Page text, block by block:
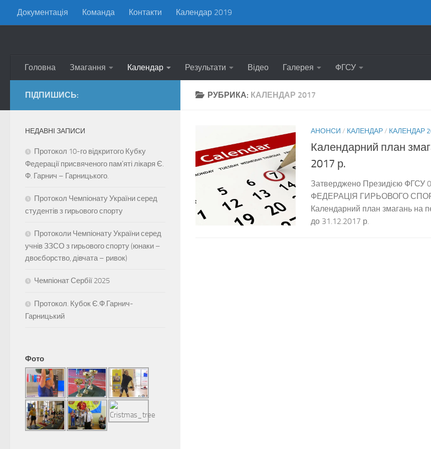
Skip to content
Документація Команда Контакти Календар 2019
Головна Змагання Календар Результати Відео Галерея ФГСУ
РУБРИКА: КАЛЕНДАР 2017
АНОНСИ / КАЛЕНДАР/ КАЛЕНДАР
Календарний план
2017 р.
Затверджено Президією ФГСУ
ФЕДЕРАЦІЯ ГИРЬОВОГО
Календарний план змагань на
до 31.12.2017 р.
ПІДПИШИСЬ:
НЕДАВНІ ЗАПИСИ
Протокол 10-го відкритого Кубку
Федерації присвяченого памʼяті лікаря Є.
Ф. Гарнич – Гарницького.
Протокол Чемпіонату України серед
студентів з гирьового спорту
Протоколи Чемпіонату України серед
учнів ЗЗСО з гирьового спорту (юнаки –
двоєборство, дівчата – ривок)
Чемпіонат Сербії 2025
Протокол. Кубок Є.Ф.Гарнич-
Гарницький
Фото